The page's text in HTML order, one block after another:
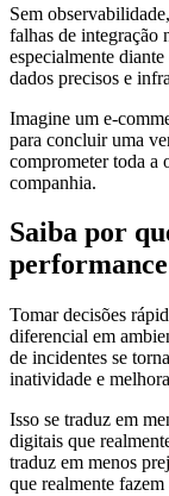
Sem
falhas de integração
especialmente diante
dados precisos e
Imagine um e-
para concluir uma
comprometer toda a
companhia.
Saiba por
Tomar decisões
diferencial em
de incidentes se
inatividade e
Isso se traduz em
digitais que
traduz em menos
que realmente